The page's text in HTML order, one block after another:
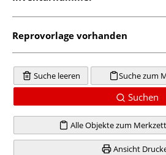
Reprovorlage vorhanden
Suche leeren Suche zum
Suchen
Alle Objekte zum
Ansicht